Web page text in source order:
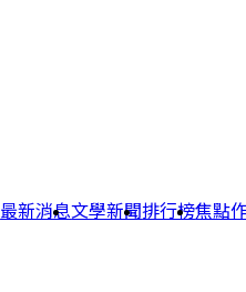
最新消息文學新聞排行榜焦點